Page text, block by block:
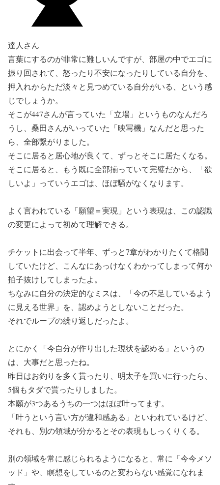
達人さん
言葉にするのが非常に難しいんですが、部屋の中でエゴに
振り回されて、怒ったり不安になったりしている自分を、
押入れからただ淡々と見つめている自分がいる、という感
じでしょうか。
そこが447さんが言っていた「立場」というものなんだろ
うし、桑田さんがいっていた「映写機」なんだと思った
ら、全部繋がりました。
そこに居ると居心地が良くて、ずっとそこに居たくなる。
そこに居ると、もう既に全部揃っていて完璧だから、「欲
しいよ」っていうエゴは、ほぼ騒がなくなります。
よく言われている「願望＝実現」という表現は、この認識
の変更によって初めて理解できる。
チケットに出会って半年、ずっと7章がわかりたくて格闘
していたけど、こんなにあっけなくわかってしまって何か
拍子抜けしてしまったよ。
ちなみに自分の決定的なミスは、「今の不足しているよう
に見える世界」を、認めようとしないことだった。
それでループの繰り返しだったよ。
とにかく「今自分が作り出した現状を認める」というの
は、大事だと思ったね。
昨日はお釣りを多く貰ったり、明太子を買いに行ったら、
5個もタダで貰ったりしました。
本願が3つあるうちの一つはほぼ叶ってます。
「叶うという言い方が違和感ある」といわれているけど、
それも、別の領域が分かるとその表現もしっくりくる。
別の領域を常に感じられるようになると、常に「今今メソ
ッド」や、瞑想をしているのと変わらない感覚になれま